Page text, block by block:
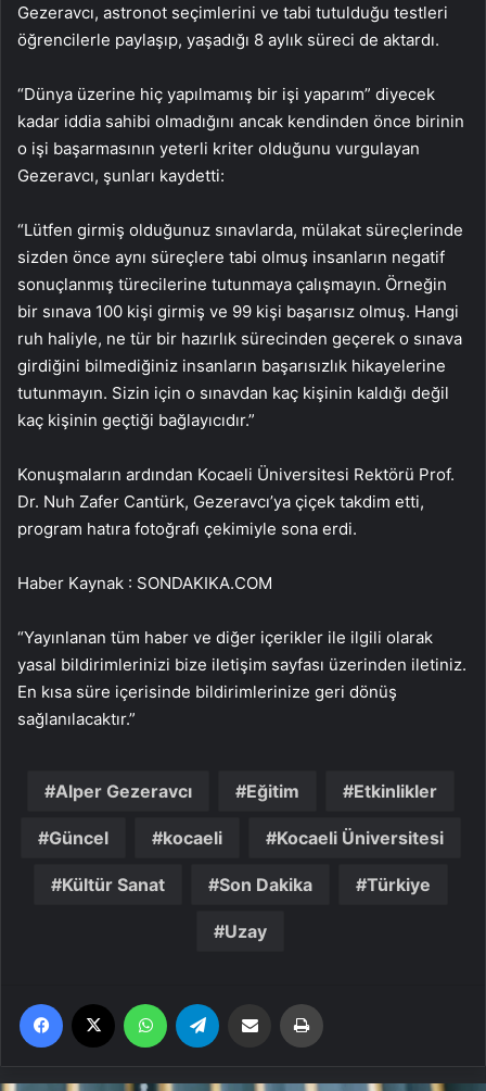
Gezeravcı, astronot seçimlerini ve tabi tutulduğu testleri
öğrencilerle paylaşıp, yaşadığı 8 aylık süreci de aktardı.
“Dünya üzerine hiç yapılmamış bir işi yaparım” diyecek
kadar iddia sahibi olmadığını ancak kendinden önce birinin
o işi başarmasının yeterli kriter olduğunu vurgulayan
Gezeravcı, şunları kaydetti:
“Lütfen girmiş olduğunuz sınavlarda, mülakat süreçlerinde
sizden önce aynı süreçlere tabi olmuş insanların negatif
sonuçlanmış türecilerine tutunmaya çalışmayın. Örneğin
bir sınava 100 kişi girmiş ve 99 kişi başarısız olmuş. Hangi
ruh haliyle, ne tür bir hazırlık sürecinden geçerek o sınava
girdiğini bilmediğiniz insanların başarısızlık hikayelerine
tutunmayın. Sizin için o sınavdan kaç kişinin kaldığı değil
kaç kişinin geçtiği bağlayıcıdır.”
Konuşmaların ardından Kocaeli Üniversitesi Rektörü Prof.
Dr. Nuh Zafer Cantürk, Gezeravcı’ya çiçek takdim etti,
program hatıra fotoğrafı çekimiyle sona erdi.
Haber Kaynak : SONDAKIKA.COM
“Yayınlanan tüm haber ve diğer içerikler ile ilgili olarak
yasal bildirimlerinizi bize iletişim sayfası üzerinden iletiniz.
En kısa süre içerisinde bildirimlerinize geri dönüş
sağlanılacaktır.”
Alper Gezeravcı Eğitim Etkinlikler
Güncel kocaeli Kocaeli Üniversitesi
Kültür Sanat Son Dakika Türkiye
Uzay
Facebook WhatsApp Email'den paylaş